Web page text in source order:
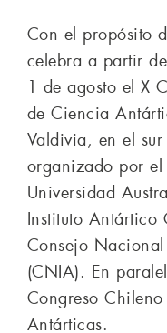
Con el propósito
celebra a partir
1 de agosto el X
de Ciencia
Valdivia, en el
organizado por el
Universidad
Instituto
Consejo
(CNIA). En
Congreso
Antárticas.